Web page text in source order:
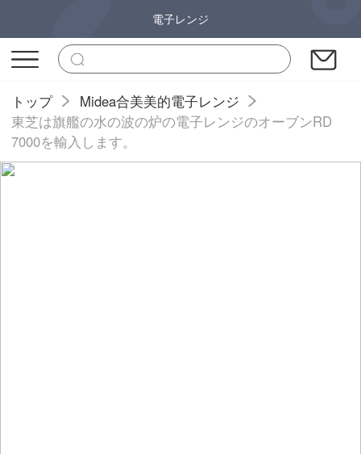
電子レンジ
トップ
Midea合美美的電子レンジ
東芝は旗艦の水の波の炉の電子レンジのオーブンRD
7000を輸入します。